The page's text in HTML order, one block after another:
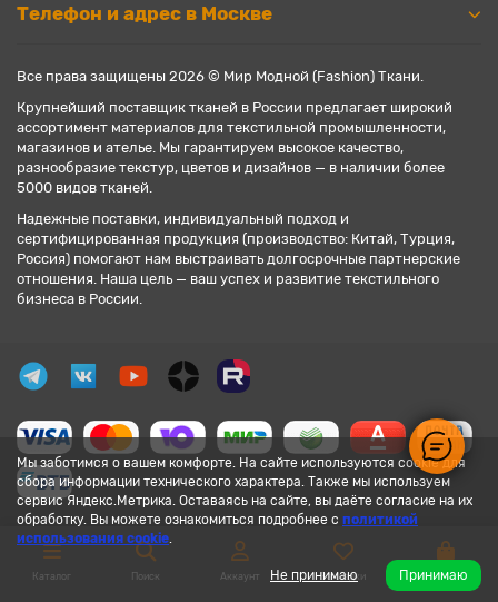
Мы заботимся о вашем комфорте. На сайте используются cookie для
сбора информации технического характера. Также мы используем
сервис Яндекс.Метрика. Оставаясь на сайте, вы даёте согласие на их
обработку. Вы можете ознакомиться подробнее с политикой
использования cookie.
Не принимаю Принимаю
Телефон и адрес в Москве
Все права защищены 2026 © Мир Модной (Fashion) Ткани.
Крупнейший поставщик тканей в России предлагает широкий
ассортимент материалов для текстильной промышленности,
магазинов и ателье. Мы гарантируем высокое качество,
разнообразие текстур, цветов и дизайнов — в наличии более
5000 видов тканей.
Надежные поставки, индивидуальный подход и
сертифицированная продукция (производство: Китай, Турция,
Россия) помогают нам выстраивать долгосрочные партнерские
отношения. Наша цель — ваш успех и развитие текстильного
бизнеса в России.
Каталог Поиск Аккаунт Закладки Корзина